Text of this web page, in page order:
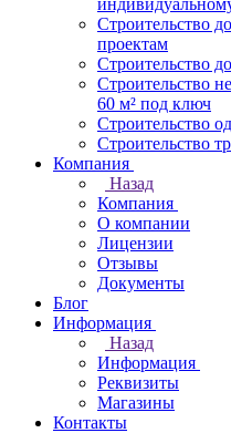
Строительство
проектам
Строительство
Строительство
60 м² под ключ
Строительство
Строительство
Компания
Назад
Компания
О компании
Лицензии
Отзывы
Документы
Блог
Информация
Назад
Информация
Реквизиты
Магазины
Контакты